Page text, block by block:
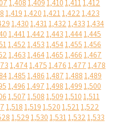
1,4081,4091,4101,4111,412
1,4191,4201,4211,4221,423
1,4301,4311,4321,4331,434
1,4411,4421,4431,4441,445
1,4521,4531,4541,4551,456
1,4631,4641,4651,4661,467
1,4741,4751,4761,4771,478
1,4851,4861,4871,4881,489
1,4961,4971,4981,4991,500
1,5071,5081,5091,5101,511
1,5181,5191,5201,5211,522
1,5291,5301,5311,5321,533